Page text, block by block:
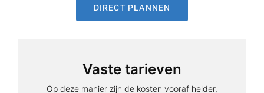
DIRECT PLANNEN
Vaste tarieven
Op deze manier zijn de kosten vooraf helder,